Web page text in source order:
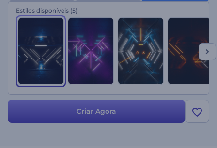
e muito mais. Prepare-se para surpreender a todos com seu
visualizador de música que chama a atenção. Experimente agora!
Estilos disponíveis (5)
Criar Agora